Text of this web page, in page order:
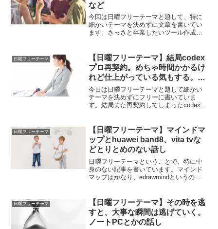
など
今回は日曜フリーテーマと題して、特に
細かいテーマを決めずに文章を書いてい
ます。さっさと卒業したいツール作成の
ください。
日曜フリーテーマ
【日曜フリーテーマ】結局codex
プロ再契約。めちゃ時間かかるけ
れど仕上がっている気もする。コ
ンテキストの圧縮とEndelやBGV
の話し
今日は日曜フリーテーマと題して細かい
テーマを決めずにフリーに書いていま
す。結局また再契約してしまったcodexの
下がる？BGVやBGMの話しをシていま
す。
日曜フリーテーマ
【日曜フリーテーマ】マインドマ
ップとhuawei band8、vita tvな
どとりとめのない話し
日曜フリーテーマということで、特に中
身のない記事を書いています。マインド
マップはかなり、edrawmindというのが
書き綴っています。
日曜フリーテーマ
【日曜フリーテーマ】その時を逃
すと、大事な瞬間は逃げていく。
ノートPCとかの話し